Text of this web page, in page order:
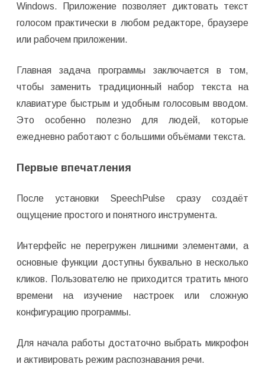
Windows. Приложение позволяет диктовать текст
голосом практически в любом редакторе, браузере
или рабочем приложении.
Главная задача программы заключается в том,
чтобы заменить традиционный набор текста на
клавиатуре быстрым и удобным голосовым вводом.
Это особенно полезно для людей, которые
ежедневно работают с большими объёмами текста.
Первые впечатления
После установки SpeechPulse сразу создаёт
ощущение простого и понятного инструмента.
Интерфейс не перегружен лишними элементами, а
основные функции доступны буквально в несколько
кликов. Пользователю не приходится тратить много
времени на изучение настроек или сложную
конфигурацию программы.
Для начала работы достаточно выбрать микрофон
и активировать режим распознавания речи.